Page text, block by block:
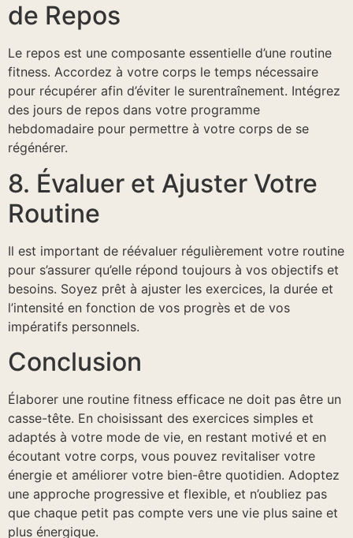
de Repos
Le repos est une composante essentielle d’une routine
fitness. Accordez à votre corps le temps nécessaire
pour récupérer afin d’éviter le surentraînement. Intégrez
des jours de repos dans votre programme
hebdomadaire pour permettre à votre corps de se
régénérer.
8. Évaluer et Ajuster Votre
Routine
Il est important de réévaluer régulièrement votre routine
pour s’assurer qu’elle répond toujours à vos objectifs et
besoins. Soyez prêt à ajuster les exercices, la durée et
l’intensité en fonction de vos progrès et de vos
impératifs personnels.
Conclusion
Élaborer une routine fitness efficace ne doit pas être un
casse-tête. En choisissant des exercices simples et
adaptés à votre mode de vie, en restant motivé et en
écoutant votre corps, vous pouvez revitaliser votre
énergie et améliorer votre bien-être quotidien. Adoptez
une approche progressive et flexible, et n’oubliez pas
que chaque petit pas compte vers une vie plus saine et
plus énergique.